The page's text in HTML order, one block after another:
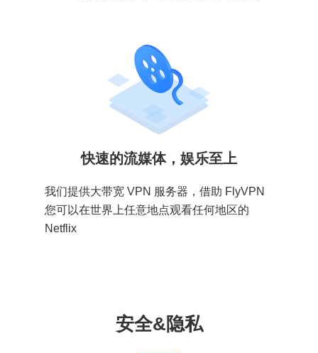
快速的流媒体，娱乐至上
我们提供大带宽 VPN 服务器，借助 FlyVPN
您可以在世界上任意地点观看任何地区的
Netflix
安全&隐私